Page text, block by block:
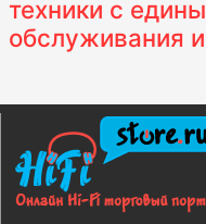
техники с
обслуживания